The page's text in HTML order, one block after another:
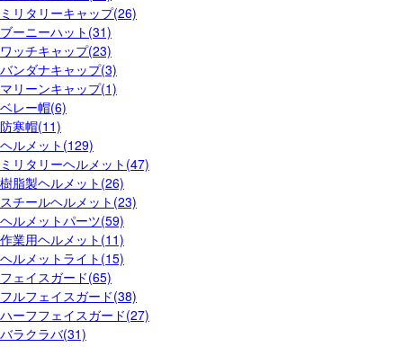
ミリタリーキャップ(26)
ブーニーハット(31)
ワッチキャップ(23)
バンダナキャップ(3)
マリーンキャップ(1)
ベレー帽(6)
防寒帽(11)
ヘルメット(129)
ミリタリーヘルメット(47)
樹脂製ヘルメット(26)
スチールヘルメット(23)
ヘルメットパーツ(59)
作業用ヘルメット(11)
ヘルメットライト(15)
フェイスガード(65)
フルフェイスガード(38)
ハーフフェイスガード(27)
バラクラバ(31)